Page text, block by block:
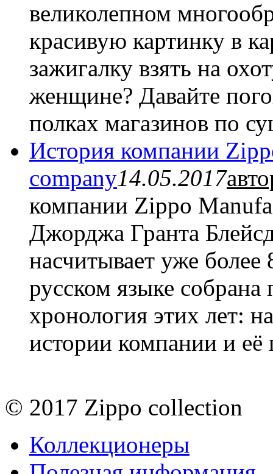
великолепном
красивую картинку в
зажигалку взять на
женщине? Давайте
полках магазинов по
История компании
company14.05.2017
компании Zippo
Джорджа Гранта
насчитывает уже более
русском языке
хронология этих лет:
истории компании и её
© 2017 Zippo collection
Коллекционеры